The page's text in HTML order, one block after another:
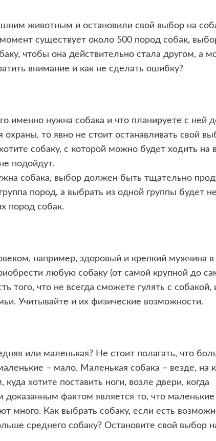
животным и остановили свой выбор на
существует около 500 пород собак,
чтобы она действительно стала другом, а
внимание и как не сделать ошибку?
именно нужна собака и что планируете с ней
то явно не стоит останавливать свой
собаку, с которой можно будет ходить на
подойдут.
собака, выбор должен быть тщательно
пород, а выбрать из одной группы будет
пород собак.
например, здоровый и крепкий мужчина в
любую собаку (от самой крупной до
того, что не всегда сможете гулять с собакой,
Учитывайте и их физические возможности.
или маленькая? Не стоит полагать, что
– мало. Маленькая собака – везде, на
хотите поставить ноги, возле двери, когда
доказанным фактом является то, что маленькие
много. Как выбрать собаку, если есть
среднего собаку? Остановите свой выбор